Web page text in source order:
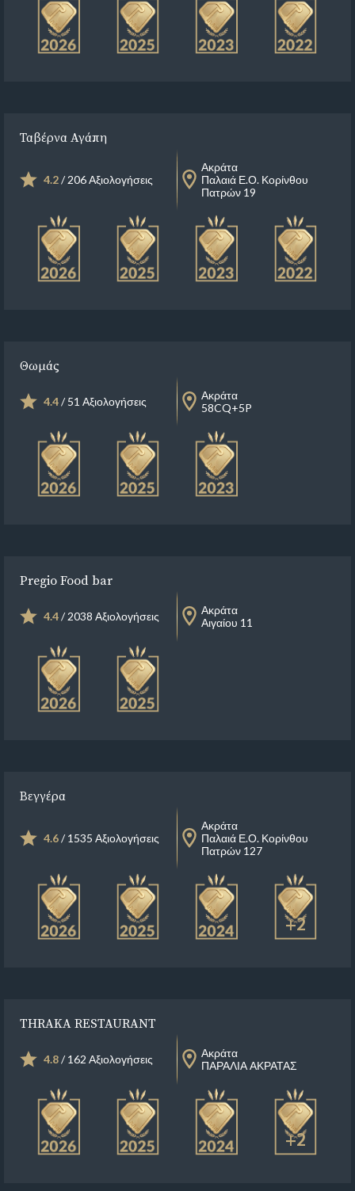
Ταβέρνα Αγάπη
4.2/ 206 Αξιολογήσεις
Ακράτα
Παλαιά Ε.Ο. Κορίνθου
Πατρών 19
Θωμάς
4.4/ 51 Αξιολογήσεις
Ακράτα
58CQ+5P
Pregio Food bar
4.4/ 2038 Αξιολογήσεις
Ακράτα
Αιγαίου 11
Βεγγέρα
4.6/ 1535 Αξιολογήσεις
Ακράτα
Παλαιά Ε.Ο. Κορίνθου
Πατρών 127
+2
THRAKA RESTAURANT
4.8/ 162 Αξιολογήσεις
Ακράτα
ΠΑΡΑΛΙΑ ΑΚΡΑΤΑΣ
+2